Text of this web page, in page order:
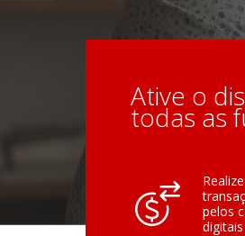
Ative o
todas as
Realize
pelos
digitais